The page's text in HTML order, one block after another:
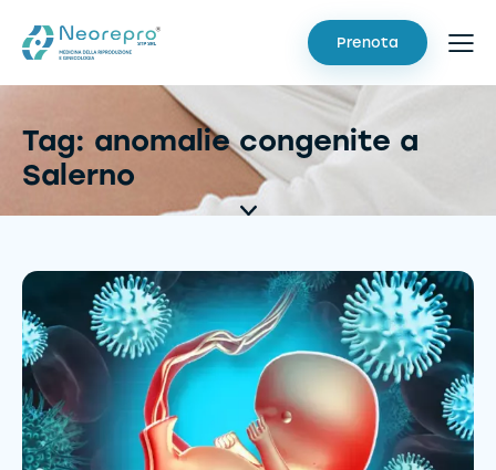
Prenota
Tag: anomalie congenite a
Salerno